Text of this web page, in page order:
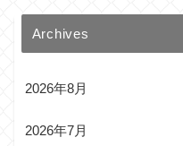
Archives
2026年8月
2026年7月